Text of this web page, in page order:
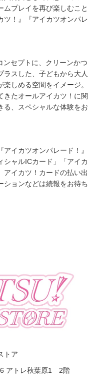
ムプレイを再び楽しむこと
ツ！』『アイカツオンパレ
ンセプトに、クリーンかつ
ラスした、子どもから大人
しめる空間をイメージ。
きたオールアイカツ！に関
る、スペシャルな体験をお
イカツオンパレード！』
シャルICカード」「アイカ
アイカツ！カードの払い出
ションなどは続報をお待ち
トア
6 アトレ秋葉原1 2階